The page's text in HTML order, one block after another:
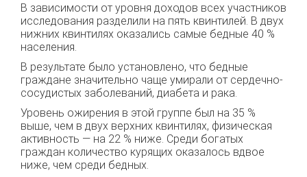
В зависимости от уровня доходов всех участников
исследования разделили на пять квинтилей. В двух
нижних квинтилях оказались самые бедные 40 %
населения.
В результате было установлено, что бедные
граждане значительно чаще умирали от сердечно-
сосудистых заболеваний, диабета и рака.
Уровень ожирения в этой группе был на 35 %
выше, чем в двух верхних квинтилях, физическая
активность — на 22 % ниже. Среди богатых
граждан количество курящих оказалось вдвое
ниже, чем среди бедных.